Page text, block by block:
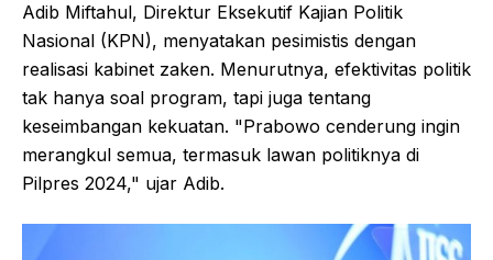
Adib Miftahul, Direktur Eksekutif Kajian Politik
Nasional (KPN), menyatakan pesimistis dengan
realisasi kabinet zaken. Menurutnya, efektivitas politik
tak hanya soal program, tapi juga tentang
keseimbangan kekuatan. "Prabowo cenderung ingin
merangkul semua, termasuk lawan politiknya di
Pilpres 2024," ujar Adib.